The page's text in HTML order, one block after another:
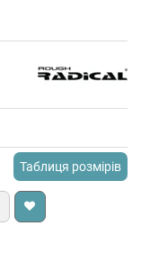
Таблиця розмірів